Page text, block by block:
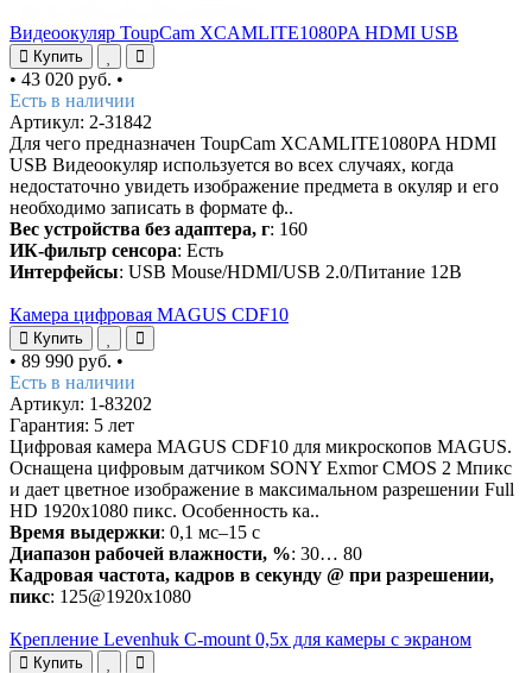
Видеоокуляр ToupCam XCAMLITE1080PA HDMI USB
Купить
• 43 020 руб. •
Есть в наличии
Артикул: 2-31842
Для чего предназначен ToupCam XCAMLITE1080PA HDMI
USB Видеоокуляр используется во всех случаях, когда
недостаточно увидеть изображение предмета в окуляр и его
необходимо записать в формате ф..
Вес устройства без адаптера, г: 160
ИК-фильтр сенсора: Есть
Интерфейсы: USB Mouse/HDMI/USB 2.0/Питание 12В
Камера цифровая MAGUS CDF10
Купить
• 89 990 руб. •
Есть в наличии
Артикул: 1-83202
Гарантия: 5 лет
Цифровая камера MAGUS CDF10 для микроскопов MAGUS.
Оснащена цифровым датчиком SONY Exmor CMOS 2 Мпикс
и дает цветное изображение в максимальном разрешении Full
HD 1920x1080 пикс. Особенность ка..
Время выдержки: 0,1 мс–15 с
Диапазон рабочей влажности, %: 30… 80
Кадровая частота, кадров в секунду @ при разрешении,
пикс: 125@1920x1080
Крепление Levenhuk C-mount 0,5x для камеры с экраном
Купить